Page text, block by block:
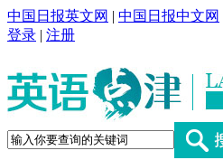
中国日报英文网 | 中国日报中文网
登录 | 注册